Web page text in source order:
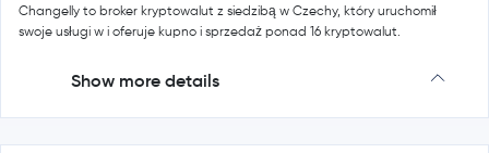
Changelly to broker kryptowalut z siedzibą w Czechy, który uruchomił
swoje usługi w i oferuje kupno i sprzedaż ponad 16 kryptowalut.
Show more details